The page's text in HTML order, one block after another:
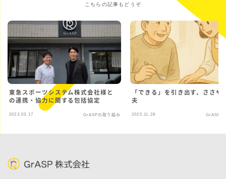
こちらの記事もどうぞ
東急スポーツシステム株式会社様と
の連携・協力に関する包括協定
2023.03.17 GrASPの取り組み
「できる」を引き出す、ささや
夫
2025.11.28 GrASPの